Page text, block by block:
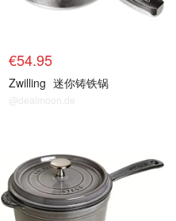
€54.95
Zwilling 迷你铸铁锅
@dealmoon.de